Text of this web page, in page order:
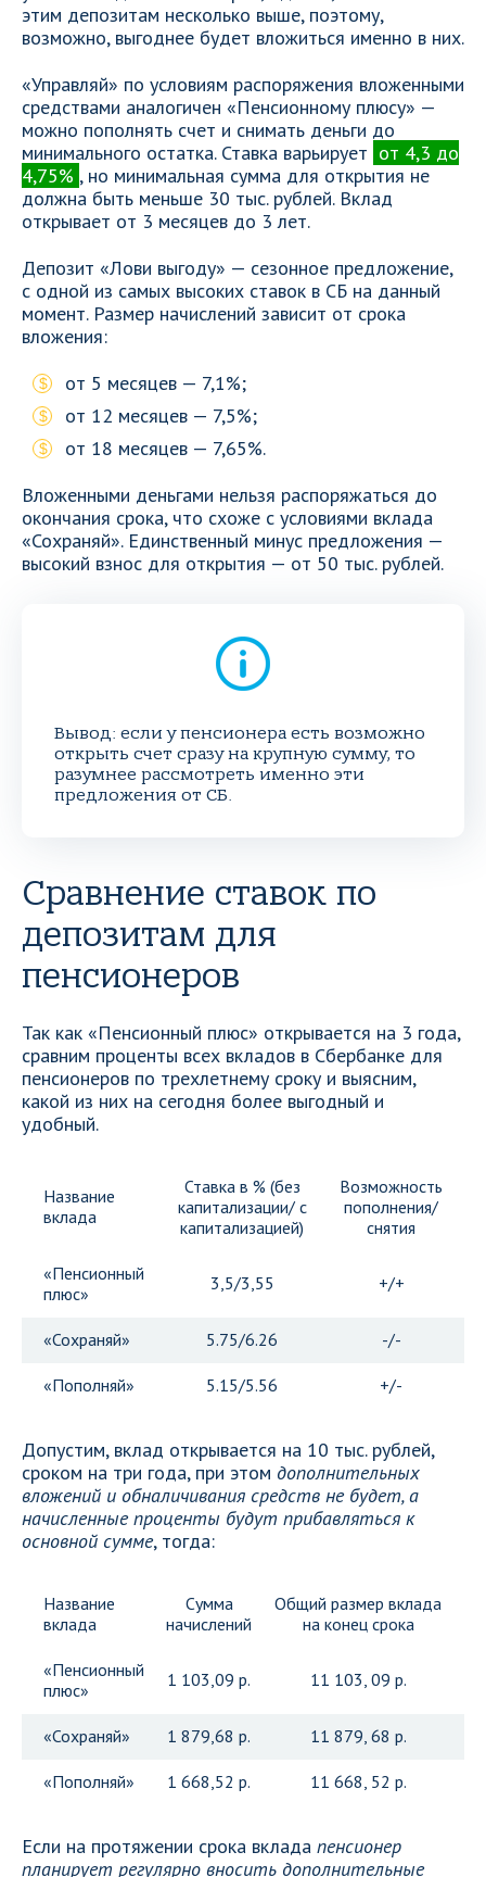
этим депозитам несколько выше, поэтому,
возможно, выгоднее будет вложиться именно в них.
«Управляй» по условиям распоряжения вложенными
средствами аналогичен «Пенсионному плюсу» —
можно пополнять счет и снимать деньги до
минимального остатка. Ставка варьирует от 4,3 до
4,75% , но минимальная сумма для открытия не
должна быть меньше 30 тыс. рублей. Вклад
открывает от 3 месяцев до 3 лет.
Депозит «Лови выгоду» — сезонное предложение,
с одной из самых высоких ставок в СБ на данный
момент. Размер начислений зависит от срока
вложения:
от 5 месяцев — 7,1%;
от 12 месяцев — 7,5%;
от 18 месяцев — 7,65%.
Вложенными деньгами нельзя распоряжаться до
окончания срока, что схоже с условиями вклада
«Сохраняй». Единственный минус предложения —
высокий взнос для открытия — от 50 тыс. рублей.
Вывод: если у пенсионера есть возможно
открыть счет сразу на крупную сумму, то
разумнее рассмотреть именно эти
предложения от СБ.
Сравнение ставок по
депозитам для
пенсионеров
Так как «Пенсионный плюс» открывается на 3 года,
сравним проценты всех вкладов в Сбербанке для
пенсионеров по трехлетнему сроку и выясним,
какой из них на сегодня более выгодный и
удобный.
Название
вклада
Ставка в % (без
капитализации/ с
капитализацией)
Возможность
пополнения/
снятия
«Пенсионный
плюс»
3,5/3,55 +/+
«Сохраняй» 5.75/6.26 -/-
«Пополняй» 5.15/5.56 +/-
Допустим, вклад открывается на 10 тыс. рублей,
сроком на три года, при этом дополнительных
вложений и обналичивания средств не будет, а
начисленные проценты будут прибавляться к
основной сумме, тогда:
Название
вклада
Сумма
начислений
Общий размер вклада
на конец срока
«Пенсионный
плюс»
1 103,09 р. 11 103, 09 р.
«Сохраняй» 1 879,68 р. 11 879, 68 р.
«Пополняй» 1 668,52 р. 11 668, 52 р.
Если на протяжении срока вклада пенсионер
планирует регулярно вносить дополнительные